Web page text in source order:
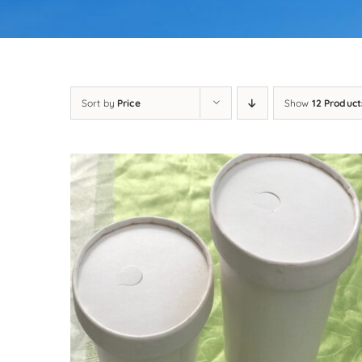
Sort by Price Show 12